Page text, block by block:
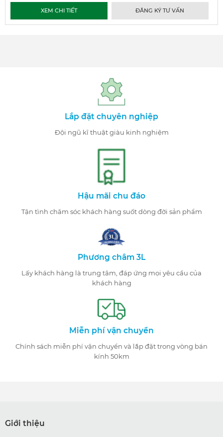
XEM CHI TIẾT ĐĂNG KÝ TƯ VẤN
Lắp đặt chuyên nghiệp
Đội ngũ kĩ thuật giàu kinh nghiệm
Hậu mãi chu đáo
Tận tình chăm sóc khách hàng suốt dòng đời sản phẩm
Phương châm 3L
Lấy khách hàng là trung tâm, đáp ứng mọi yêu cầu của
khách hàng
Miễn phí vận chuyển
Chính sách miễn phí vận chuyển và lắp đặt trong vòng bán
kính 50km
Giới thiệu